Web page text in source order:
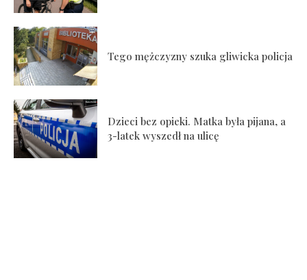
Tego mężczyzny szuka gliwicka policja
Dzieci bez opieki. Matka była pijana, a
3-latek wyszedł na ulicę